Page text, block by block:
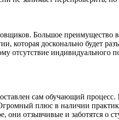
Большое преимущество
досконально будет
отсутствие
сам обучающий
плюс в наличии
отзывчивые и заботятся о